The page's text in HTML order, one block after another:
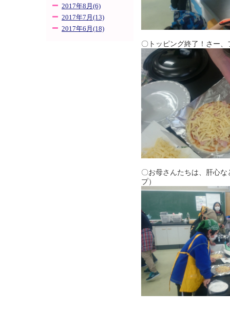
2017年8月(6)
2017年7月(13)
2017年6月(18)
〇トッピング終了！さー
〇お母さんたちは、肝心
プ）